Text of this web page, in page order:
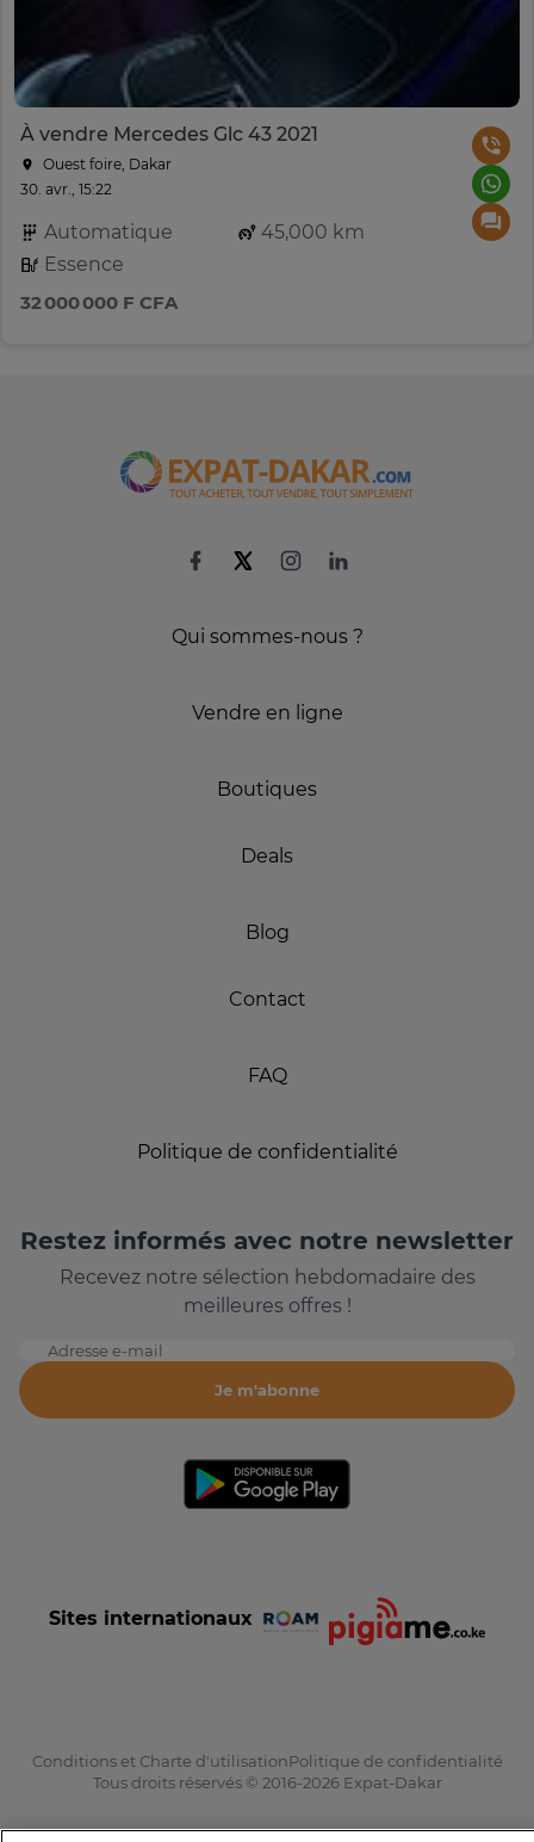
À vendre Mercedes Glc 43 2021
Ouest foire, Dakar
30. avr., 15:22
Automatique
45,000 km
Essence
32 000 000 F CFA
Qui sommes-nous ?
Vendre en ligne
Boutiques
Deals
Blog
Contact
FAQ
Politique de confidentialité
Restez informés avec notre newsletter
Recevez notre sélection hebdomadaire des
meilleures offres !
Adresse e-mail
Je m'abonne
Sites internationaux
Conditions et Charte d'utilisationPolitique de confidentialité
Tous droits réservés © 2016-2026 Expat-Dakar